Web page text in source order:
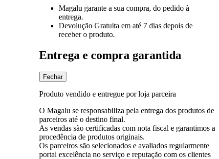
Magalu garante a sua compra, do pedido à
entrega.
Devolução Gratuita em até 7 dias depois de
receber o produto.
Entrega e compra garantida
Fechar
Produto vendido e entregue por loja parceira
O Magalu se responsabiliza pela entrega dos produtos de
parceiros até o destino final.
As vendas são certificadas com nota fiscal e garantimos a
procedência de produtos originais.
Os parceiros são selecionados e avaliados regularmente
portal excelência no serviço e reputação com os clientes